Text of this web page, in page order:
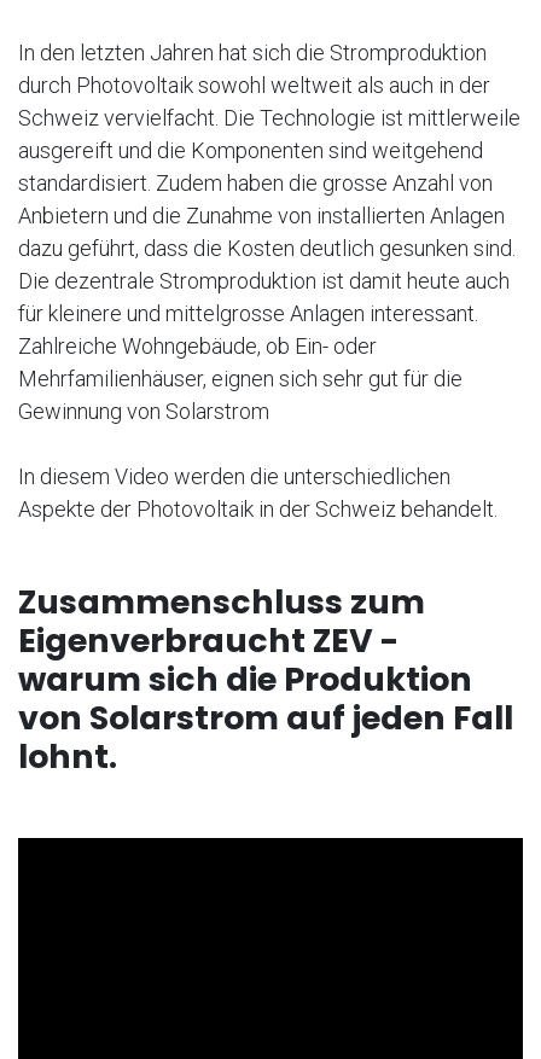
In den letzten Jahren hat sich die Stromproduktion
durch Photovoltaik sowohl weltweit als auch in der
Schweiz vervielfacht. Die Technologie ist mittlerweile
ausgereift und die Komponenten sind weitgehend
standardisiert. Zudem haben die grosse Anzahl von
Anbietern und die Zunahme von installierten Anlagen
dazu geführt, dass die Kosten deutlich gesunken sind.
Die dezentrale Stromproduktion ist damit heute auch
für kleinere und mittelgrosse Anlagen interessant.
Zahlreiche Wohngebäude, ob Ein- oder
Mehrfamilienhäuser, eignen sich sehr gut für die
Gewinnung von Solarstrom
In diesem Video werden die unterschiedlichen
Aspekte der Photovoltaik in der Schweiz behandelt.
Zusammenschluss zum
Eigenverbraucht ZEV -
warum sich die Produktion
von Solarstrom auf jeden Fall
lohnt.